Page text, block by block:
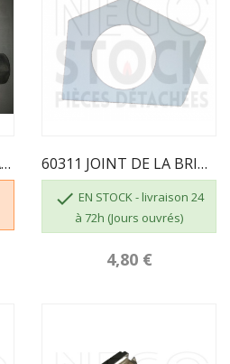
61306 CARCASSE EXTRACTEUR MOYEN MODELE 60311 JOINT DE LA BRIDE DE L'EXTRACTEUR ECOFOREST
 EN STOCK - livraison 24
à 72h (Jours ouvrés)
4,80 €